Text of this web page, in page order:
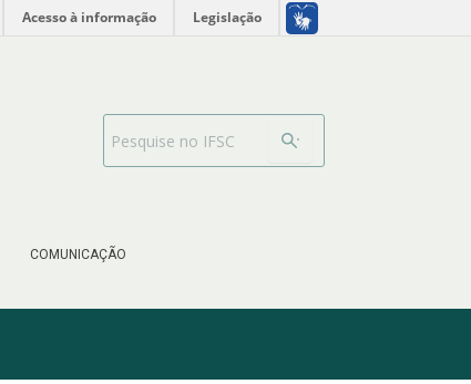
Acesso à informação Legislação
COMUNICAÇÃO
Barra de busca